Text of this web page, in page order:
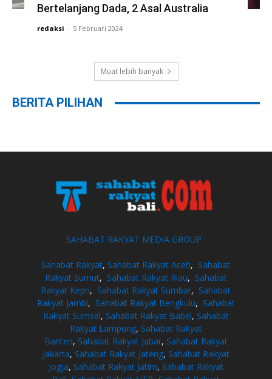
Bertelanjang Dada, 2 Asal Australia
redaksi - 5 Februari 2024
Muat lebih banyak
BERITA PILIHAN
SAHABAT RAKYAT MEDIA GROUP :
Sahabat Rakyat, Sahabat Rakyat Aceh, Sahabat
Rakyat Sumut, Sahabat Rakyat Riau, Sahabat
Rakyat Kepri, Sahabat Rakyat Sumbar, Sahabat
Rakyat Jambi, Sahabat Rakyat Bengkulu, Sahabat
Rakyat Sumsel, Sahabat Rakyat Babel, Sahabat
Rakyat Lampung, Sahabat Rakyat
Banten, Sahabat Rakyat Jabar, Sahabat Rakyat
Jakarta, Sahabat Rakyat Jateng, Sahabat Rakyat
Jogja, Sahabat Rakyat Jatim, Sahabat Rakyat